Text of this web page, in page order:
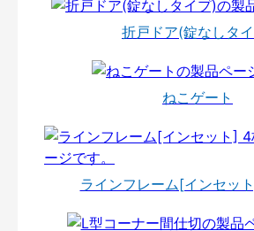
折戸ドア(錠なしタ
ねこゲート
ラインフレーム[インセッ